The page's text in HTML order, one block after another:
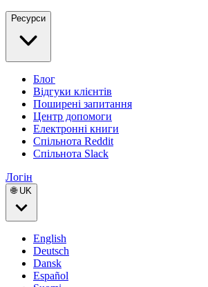
Ресурси
Блог
Відгуки клієнтів
Поширені запитання
Центр допомоги
Електронні книги
Спільнота Reddit
Спільнота Slack
Логін
🌐 UK
English
Deutsch
Dansk
Español